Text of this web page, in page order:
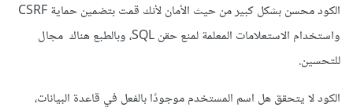
الكود محسن بشكل كبير من حيث الأمان لأنك قمت بتضمين حماية CSRF
واستخدام الاستعلامات المعلمة لمنع حقن SQL، وبالطبع هناك مجال
للتحسين.
الكود لا يتحقق هل اسم المستخدم موجودًا بالفعل في قاعدة البيانات،